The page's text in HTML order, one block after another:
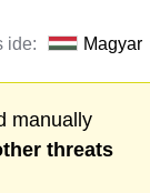
ide: Magyar
manually
threats